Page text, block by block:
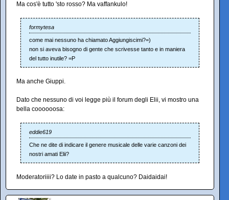
Ma cos'è tutto 'sto rosso? Ma vaffankulo!
formytesa
come mai nessuno ha chiamato Aggiungiscimi?=)
non si aveva bisogno di gente che scrivesse tanto e in maniera
del tutto inutile? =P
Ma anche Giuppi.
Dato che nessuno di voi legge più il forum degli Elii, vi mostro una
bella coooooosa:
eddie619
Che ne dite di indicare il genere musicale delle varie canzoni dei
nostri amati Elii?
Moderatoriiii? Lo date in pasto a qualcuno? Daidaidai!